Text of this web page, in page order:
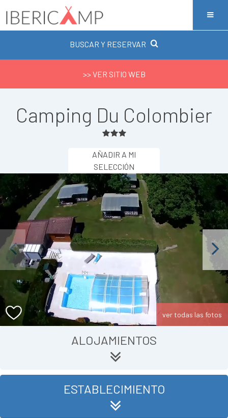
BUSCAR Y RESERVAR
>> VER SITIO WEB
Camping Du Colombier
AÑADIR A MI
SELECCIÓN
Next
ver todas las fotos
ALOJAMIENTOS
ESTABLECIMIENTO